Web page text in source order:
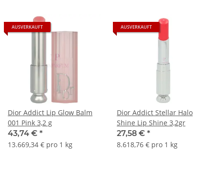
AUSVERKAUFT
Dior Addict Lip Glow Balm
001 Pink 3,2 g
43,74 € *
13.669,34 € pro 1 kg
AUSVERKAUFT
Dior Addict Stellar Halo
Shine Lip Shine 3,2gr
27,58 € *
8.618,76 € pro 1 kg